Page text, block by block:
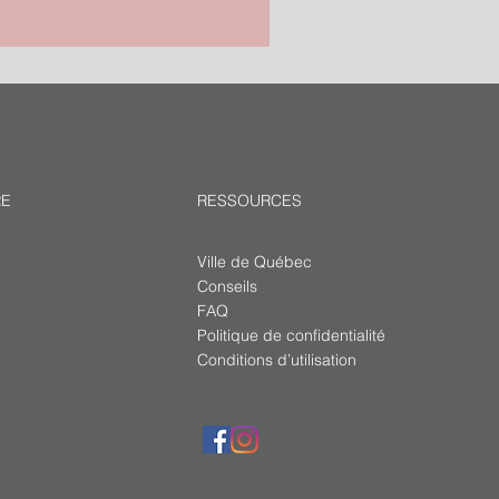
RESSOURCES
Ville de Québec
Conseils
FAQ
Politique de confidentialité
Conditions d’utilisation